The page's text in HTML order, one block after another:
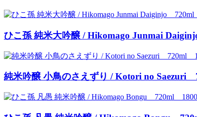
ひこ孫 純米大吟醸 / Hikomago Junmai
純米吟醸 小鳥のさえずり / Kotori no